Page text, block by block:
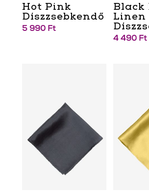
Hot Pink
Díszzsebkendő
5 990 Ft
Black
Linen
4 490 Ft